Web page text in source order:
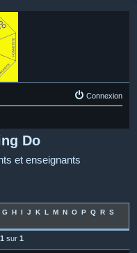
Connexion
Do
et enseignants
G H I J K L M N O P Q R S
1 sur 1